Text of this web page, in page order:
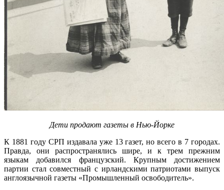
Дети продают газеты в Нью-Йорке
К 1881 году СРП издавала уже 13 газет, но всего в 7 городах.
Правда, они распространялись шире, и к трем прежним
языкам добавился французский. Крупным достижением
партии стал совместный с ирландскими патриотами выпуск
англоязычной газеты «Промышленный освободитель».